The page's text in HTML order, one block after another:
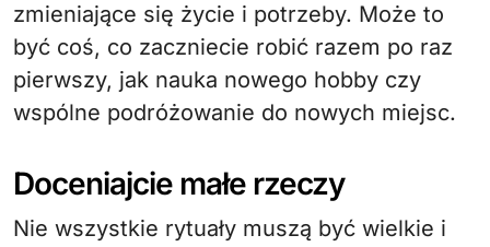
zmieniające się życie i potrzeby. Może to
być coś, co zaczniecie robić razem po raz
pierwszy, jak nauka nowego hobby czy
wspólne podróżowanie do nowych miejsc.
Doceniajcie małe rzeczy
Nie wszystkie rytuały muszą być wielkie i